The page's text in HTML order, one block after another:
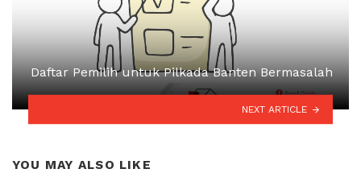
Daftar Pemilih untuk Pilkada Banten Bermasalah
NEXT ARTICLE
YOU MAY ALSO LIKE